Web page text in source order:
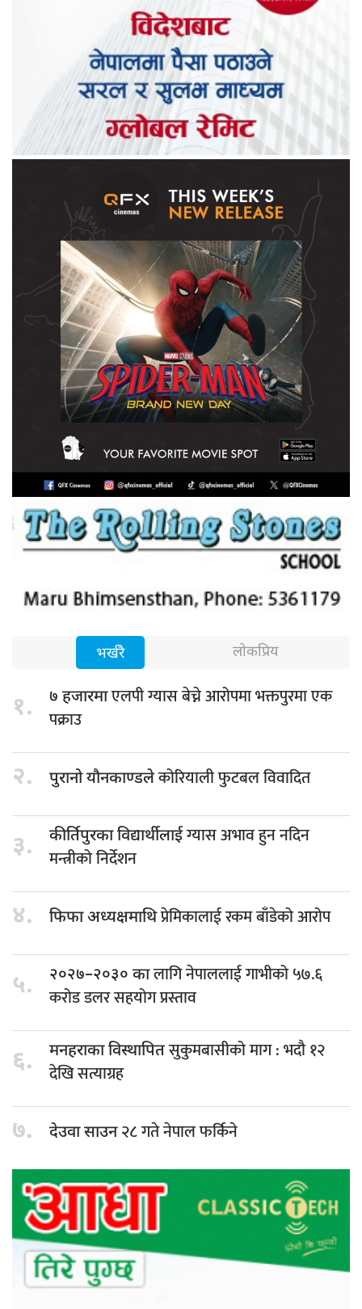
भर्खरै लोकप्रिय
१. ७ हजारमाएलपी ग्यास बेच्ने आरोपमा भक्तपुरमा एक
पक्राउ
२. पुरानो यौनकाण्डलेकोरियाली फुटबल विवादित
३. कीर्तिपुरका विद्यार्थीलाईग्यास अभाव हुन नदिन
मन्त्रीको निर्देशन
४. फिफा अध्यक्षमाथिप्रेमिकालाई रकम बाँडेको आरोप
५. २०२७–२०३० कालागि नेपाललाई गाभीको ५७.६
करोड डलर सहयोग प्रस्ताव
६. मनहराका विस्थापितसुकुमबासीको माग : भदौ १२
देखि सत्याग्रह
७. देउवा साउन२८ गते नेपाल फर्किने